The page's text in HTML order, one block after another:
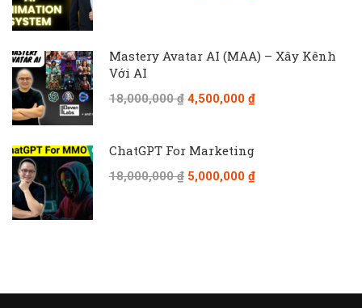
Mastery Avatar AI (MAA) – Xây Kênh
Với AI
18,000,000 ₫ 4,500,000 ₫
ChatGPT For Marketing
18,000,000 ₫ 5,000,000 ₫